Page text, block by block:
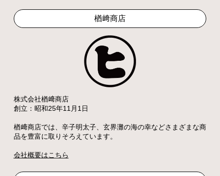
楢﨑商店
株式会社楢﨑商店
創立：昭和25年11月1日
楢﨑商店では、辛子明太子、玄界灘の海の幸などさまざまな商
品を豊富に取りそろえています。
会社概要はこちら